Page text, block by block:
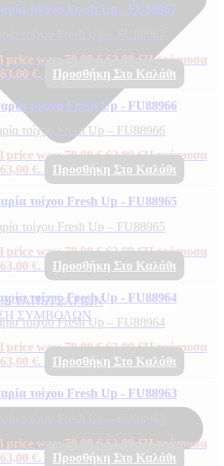
ΤΑΠΕΤΣΑΡΙΩΝ
ΣΥΜΒΟΛΩΝ
price was: 70,00 €. 63,00 €Η τρέχουσα
€.
Προσθήκη Στο Καλάθι
τοίχου Fresh Up – FU88966
price was: 70,00 €.63,00€Η τρέχουσα
€.
Προσθήκη Στο Καλάθι
τοίχου Fresh Up – FU88965
price was: 70,00 €.63,00€Η τρέχουσα
€.
Προσθήκη Στο Καλάθι
τοίχου Fresh Up – FU88964
price was: 70,00 €.63,00€Η τρέχουσα
€.
Προσθήκη Στο Καλάθι
price was: 70,00 €. 63,00 €Η τρέχουσα
€.
Προσθήκη Στο Καλάθι